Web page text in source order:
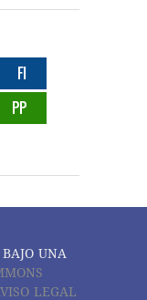
FI
PP
UNA
LEGAL